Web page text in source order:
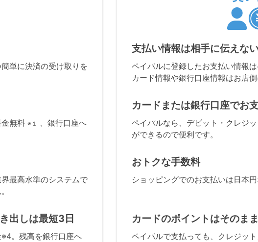
単に決済の受け取りを
無料 ※１ 、銀行口座へ
最高水準のシステムで
出しは最短3日
。残高を銀行口座へ
支払い情報は相手に伝えな
ペイパルに登録したお支払い情報
カード情報や銀行口座情報はお店
カードまたは銀行口座でお
ペイパルなら、デビット・クレジ
ができるので便利です。
おトクな手数料
ショッピングでのお支払いは日本円
カードのポイントはそのま
ペイパルで支払っても、クレジッ